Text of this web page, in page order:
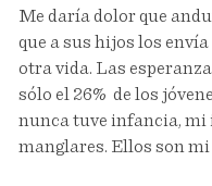
Me daría dolor que
que a sus hijos los
otra vida. Las
sólo el 26% de los
nunca tuve infancia, mi
manglares. Ellos son